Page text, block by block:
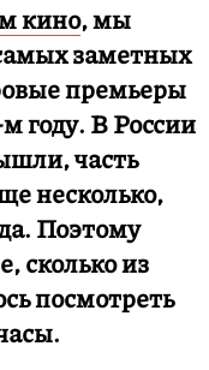
кино, мы
заметных
премьеры
году. В России
часть
несколько,
Поэтому
сколько из
посмотреть